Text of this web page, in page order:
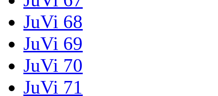
JuVi 68
JuVi 69
JuVi 70
JuVi 71